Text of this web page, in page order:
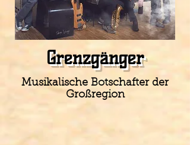
Grenzgänger
Musikalische Botschafter der
Großregion